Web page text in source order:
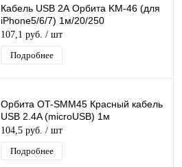
Кабель USB 2А Орбита KM-46 (для
iPhone5/6/7) 1м/20/250
107,1 руб. / шт
Подробнее
Орбита OT-SMM45 Красный кабель
USB 2.4A (microUSB) 1м
104,5 руб. / шт
Подробнее